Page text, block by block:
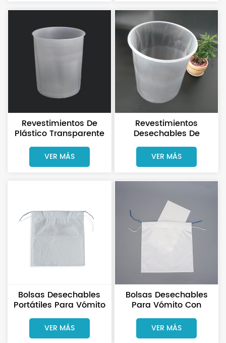
Revestimientos De
Plástico Transparente
De Fondo Redondo
Para Cubos De Pintura
De 5 Galones (10
VER MÁS
Revestimientos
Desechables De
Plástico Transparente
Para Cubos De 20
Litros, Personalizados.
VER MÁS
Bolsas Desechables
Portátiles Para Vómito
Con Cordón, Bolsa Para
Vómito Con
Almohadilla
VER MÁS
Bolsas Desechables
Para Vómito Con
Cordón Ajustable,
Personalizadas (20
Unidades) Y
VER MÁS